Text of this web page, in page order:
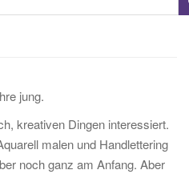
jung.
kreativen Dingen interessiert.
malen und Handlettering
noch ganz am Anfang. Aber